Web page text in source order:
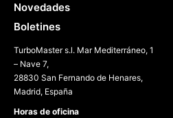
Novedades
Boletines
TurboMaster s.l. Mar Mediterráneo, 1
– Nave 7,
28830 San Fernando de Henares,
Madrid, España
Horas de oficina